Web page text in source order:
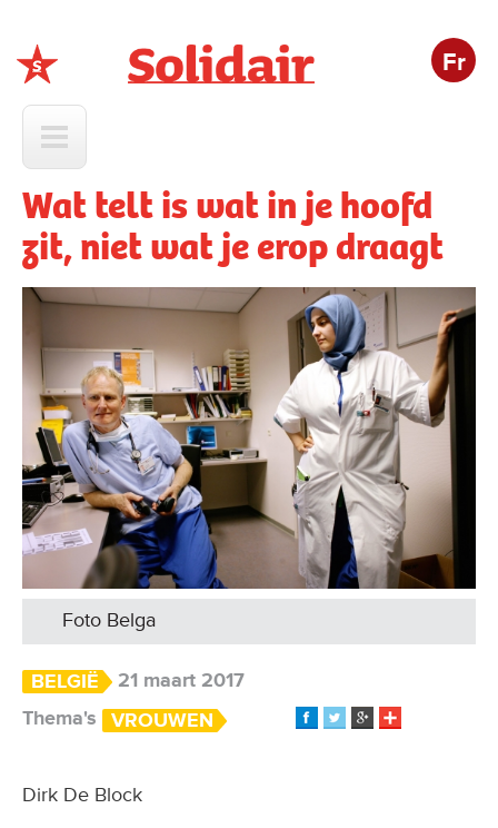
Fr
Wat telt is wat in je hoofd
zit, niet wat je erop draagt
Foto Belga
BELGIË
21 maart 2017
Thema's
VROUWEN
Dirk De Block